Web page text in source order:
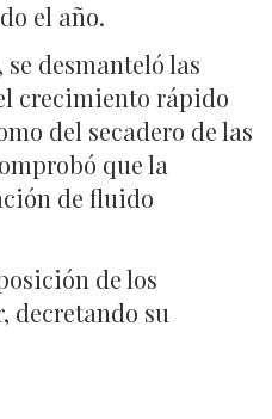
el año.
desmanteló las
crecimiento rápido
del secadero de las
que la
de fluido
de los
decretando su